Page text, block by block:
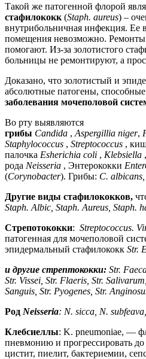
Такой же патогенной флорой
стафилококк (Staph. aureus) –
внутрибольничная инфекция. Ее
помещения невозможно.
помогают. Из-за золотистого
больницы не ремонтируют, а
Доказано, что золотистый и
абсолютные патогены, способные
заболевания мочеполовой
Во рту выявляются
грибы Candida , Aspergillia niger,
Staphylococcus , Streptococcus ,
палочка Esherichia coli , Klebsiella ,
рода Neisseria , Энтерококки
(Corynobacter). Грибы: C. albicans
Другие виды стафилококков,
Staph. Albic Staph. Aureus Staph.
Стрепотококки: Streptococcus.
патогенная для мочеполовой
эпидермальный стафилококк Str.
и другие стрептококки: Str.
Str. Vissei , Str. Flaeris , Str. Salivarum
Sanguis , Str. Pyogenes, Str.
Род Neisseria: N. sicca, N. subfeava
Клебсиеллы: K. pneumoniae, —
пневмонию и прогрессировать до
цистит, пиелит, бактериемии,